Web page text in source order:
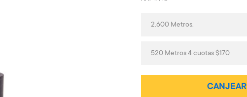
2.600 Metros.
520 Metros 4 cuotas $170
CANJEAR